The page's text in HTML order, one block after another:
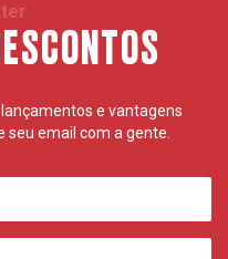
e vantagens
seu email com a gente.